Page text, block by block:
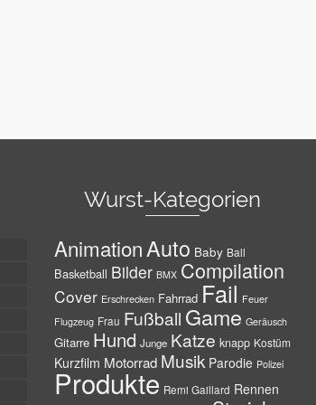
Wurst-Kategorien
AnimationAuto Baby Ball
Basketball Bilder BMX Compilation
Cover Erschrecken Fahrrad Fail Feuer
Flugzeug Frau Fußball Game Geräusch
Gitarre Hund Junge Katze knapp Kostüm
Kurzfilm Motorrad Musik Parodie Polizei
Produkte Remi Gaillard Rennen